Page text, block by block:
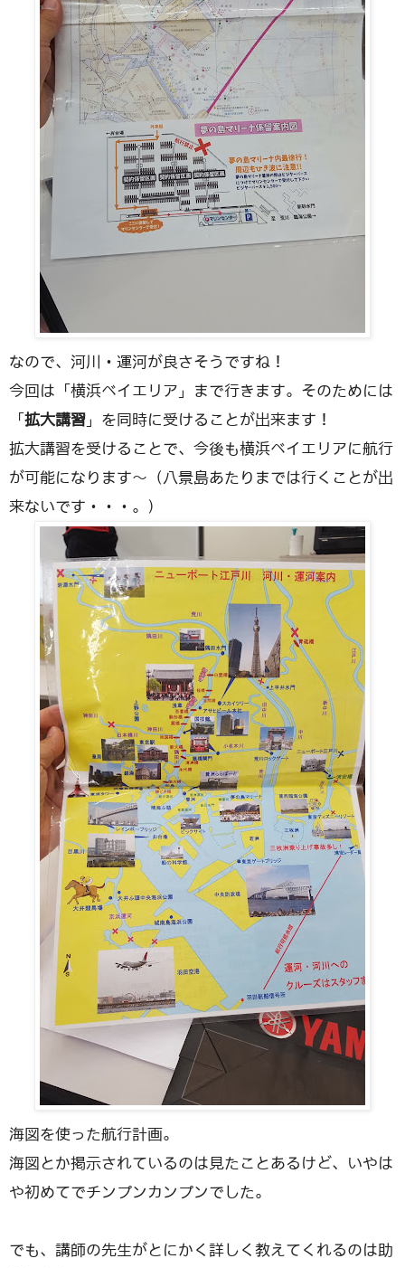
なので、河川・運河が良さそうですね！
今回は「横浜ベイエリア」まで行きます。そのためには
「拡大講習」を同時に受けることが出来ます！
拡大講習を受けることで、今後も横浜ベイエリアに航行
が可能になります〜（八景島あたりまでは行くことが出
来ないです・・・。）
海図を使った航行計画。
海図とか掲示されているのは見たことあるけど、いやは
や初めてでチンプンカンプンでした。
でも、講師の先生がとにかく詳しく教えてくれるのは助